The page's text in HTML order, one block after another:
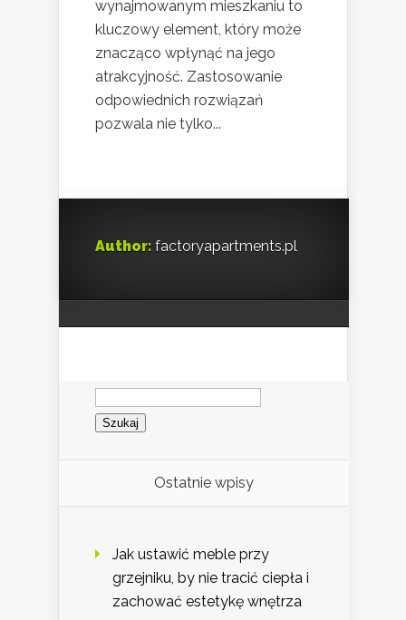
wynajmowanym mieszkaniu to
kluczowy element, który może
znacząco wpłynąć na jego
atrakcyjność. Zastosowanie
odpowiednich rozwiązań
pozwala nie tylko...
Author: factoryapartments.pl
Szukaj:
Ostatnie wpisy
Jak ustawić meble przy
grzejniku, by nie tracić ciepła i
zachować estetykę wnętrza